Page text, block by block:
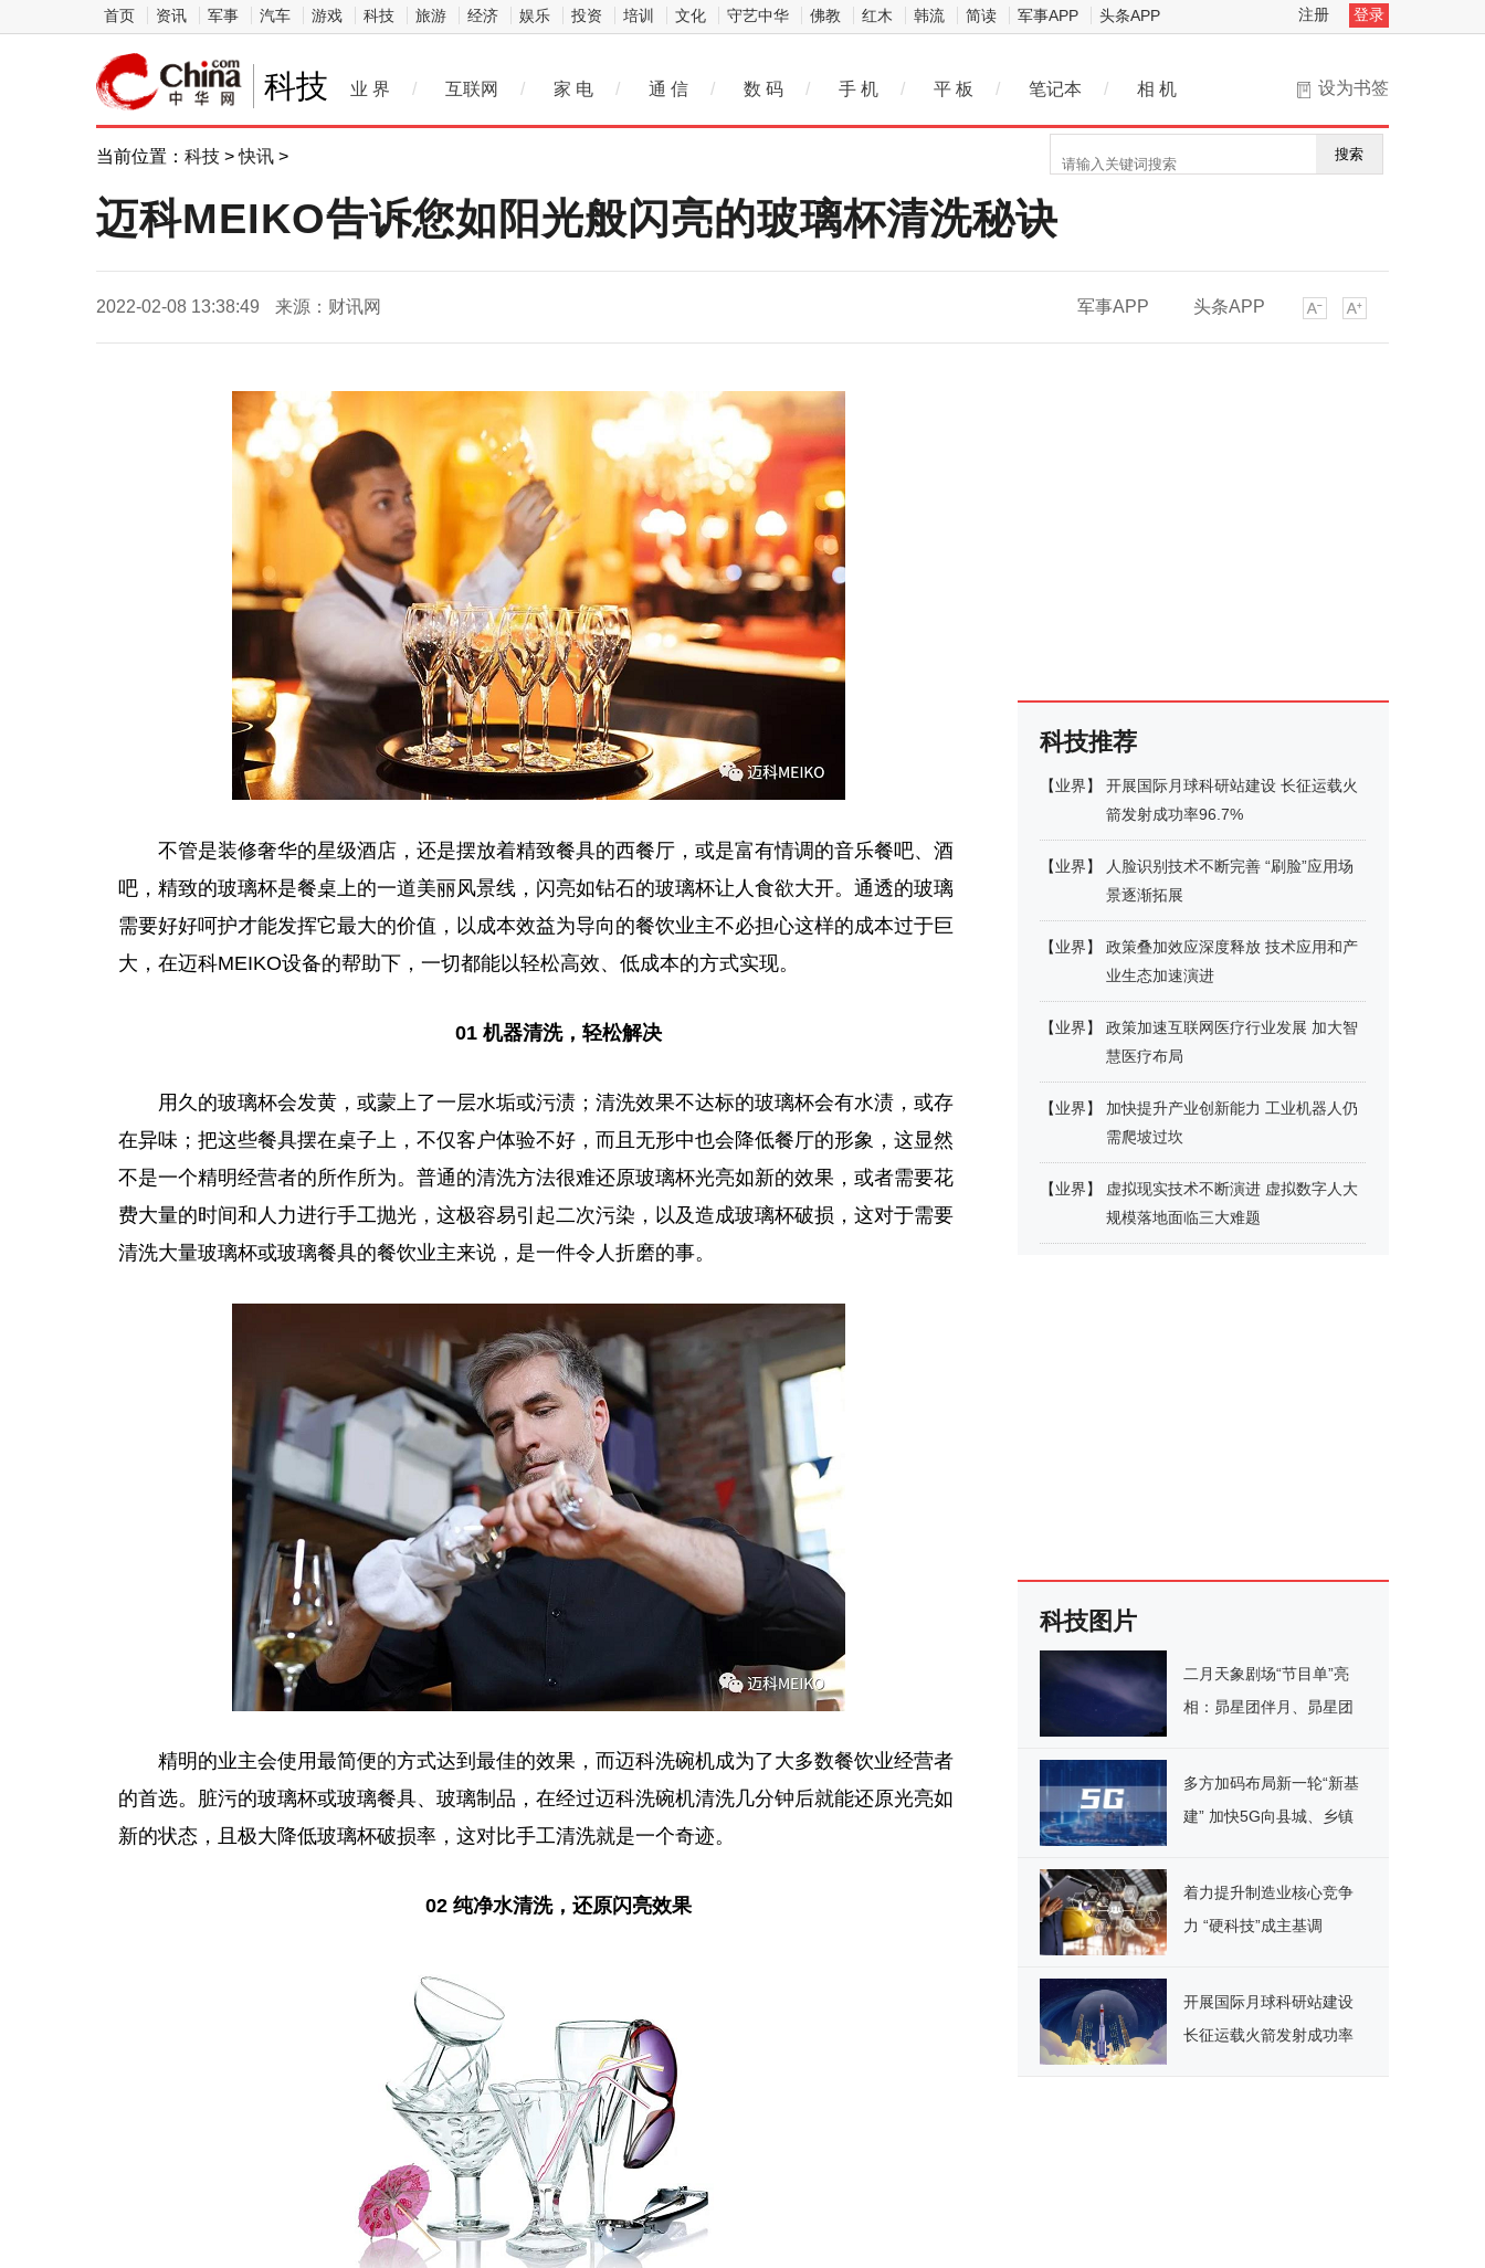
首页 资讯 军事 汽车 游戏 科技 旅游 经济 娱乐 投资 培训 文化 守艺中华 佛教 红木 韩流 简读 军事APP 头条APP 注册 登录
科技 设为书签
业 界 / 互联网 / 家 电 / 通 信 / 数 码 / 手 机 / 平 板 / 笔记本 / 相 机
当前位置： 科技 >快讯 > 搜索
迈科MEIKO告诉您如阳光般闪亮的玻璃杯清洗秘诀
2022-02-08 13:38:49 来源：财讯网 军事APP 头条APP
不管是装修奢华的星级酒店，还是摆放着精致餐具的西餐厅，或是富有情调的音乐餐吧、酒
吧，精致的玻璃杯是餐桌上的一道美丽风景线，闪亮如钻石的玻璃杯让人食欲大开。通透的玻璃
需要好好呵护才能发挥它最大的价值，以成本效益为导向的餐饮业主不必担心这样的成本过于巨
大，在迈科MEIKO设备的帮助下，一切都能以轻松高效、低成本的方式实现。
01 机器清洗，轻松解决
用久的玻璃杯会发黄，或蒙上了一层水垢或污渍；清洗效果不达标的玻璃杯会有水渍，或存
在异味；把这些餐具摆在桌子上，不仅客户体验不好，而且无形中也会降低餐厅的形象，这显然
不是一个精明经营者的所作所为。普通的清洗方法很难还原玻璃杯光亮如新的效果，或者需要花
费大量的时间和人力进行手工抛光，这极容易引起二次污染，以及造成玻璃杯破损，这对于需要
清洗大量玻璃杯或玻璃餐具的餐饮业主来说，是一件令人折磨的事。
精明的业主会使用最简便的方式达到最佳的效果，而迈科洗碗机成为了大多数餐饮业经营者
的首选。脏污的玻璃杯或玻璃餐具、玻璃制品，在经过迈科洗碗机清洗几分钟后就能还原光亮如
新的状态，且极大降低玻璃杯破损率，这对比手工清洗就是一个奇迹。
02 纯净水清洗，还原闪亮效果
科技推荐
【业界】
开展国际月球科研站建设 长征运载火
箭发射成功率96.7%
【业界】
人脸识别技术不断完善 “刷脸”应用场
景逐渐拓展
【业界】
政策叠加效应深度释放 技术应用和产
业生态加速演进
【业界】
政策加速互联网医疗行业发展 加大智
慧医疗布局
【业界】
加快提升产业创新能力 工业机器人仍
需爬坡过坎
【业界】
虚拟现实技术不断演进 虚拟数字人大
规模落地面临三大难题
科技图片
二月天象剧场“节目单”亮
相：昴星团伴月、昴星团
多方加码布局新一轮“新基
建” 加快5G向县城、乡镇
着力提升制造业核心竞争
力 “硬科技”成主基调
开展国际月球科研站建设
长征运载火箭发射成功率